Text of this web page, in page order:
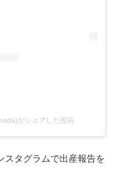
がシェアした投稿
タグラムで出産報告を